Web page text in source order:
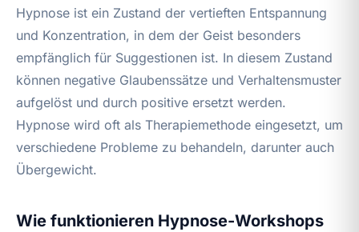
Hypnose ist ein Zustand der vertieften Entspannung
und Konzentration, in dem der Geist besonders
empfänglich für Suggestionen ist. In diesem Zustand
können negative Glaubenssätze und Verhaltensmuster
aufgelöst und durch positive ersetzt werden.
Hypnose wird oft als Therapiemethode eingesetzt, um
verschiedene Probleme zu behandeln, darunter auch
Übergewicht.
Wie funktionieren Hypnose-Workshops